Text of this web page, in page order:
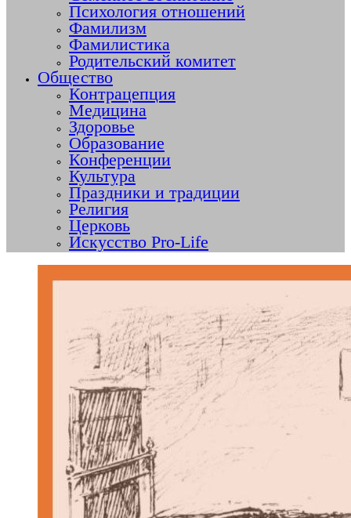
Психология отношений
Фамилизм
Фамилистика
Родительский комитет
Общество
Контрацепция
Медицина
Здоровье
Образование
Конференции
Культура
Праздники и традиции
Религия
Церковь
Искусство Pro-Life